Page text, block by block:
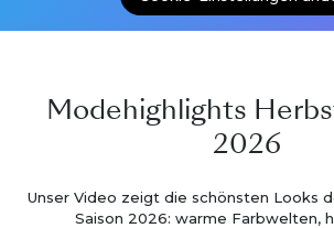
Modehighlights
2026
Unser Video zeigt die schönsten Looks
Saison 2026: warme Farbwelten,